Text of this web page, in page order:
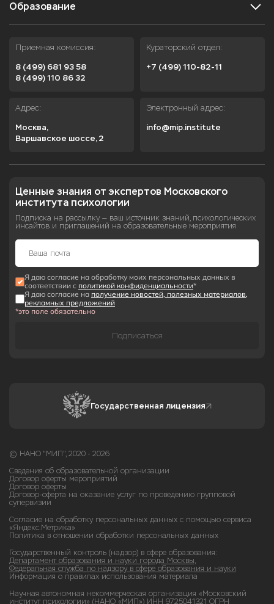
Образование
Приемная комиссия:
8 (499) 681 93 58
8 (499) 110 86 32
Кураторский отдел:
+7 (499) 110-82-11
Адрес:
Москва,
Варшавское шоссе, 2
Электронный адрес:
info@mip.institute
Ценные знания от экспертов Московского
института психологии
Подписка на рассылку — ваш источник знаний, психологических
инсайтов и приглашений на образовательные мероприятия
Я даю согласие на обработку моих персональных данных в
соответствии с политикой конфиденциальности*
Я даю согласие на получение новостей, полезных материалов,
рекламных предложений
*это поле обязательно
Подписаться
Государственная лицензия
© НАНО "МИП", 2020 - 2026
Сведения об образовательной организации
Договор оферты мероприятий
Договор оферты
Договор-оферта на оказание услуг по проведению групповой
супервизии
Согласие на обработку персональных данных с помощью сервиса
«Яндекс.Метрика»
Политика в отношении обработки персональных данных
Государственный контроль (надзор) в сфере образования:
Департамент образования и науки города Москвы,
Федеральная служба по надзору в сфере образования и науки
Информация о правилах использования материала
Научная автономная некоммерческая организация «Московский
институт психологии» (НАНО «МИП») ИНН 9725041321 ОГРН